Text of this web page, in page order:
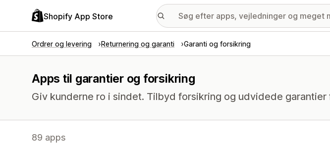
Shopify App Store
Ordrer og levering Returnering og garanti Garanti og forsikring
Apps til garantier og forsikring
Giv kunderne ro i sindet. Tilbyd forsikring og udvidede
89 apps